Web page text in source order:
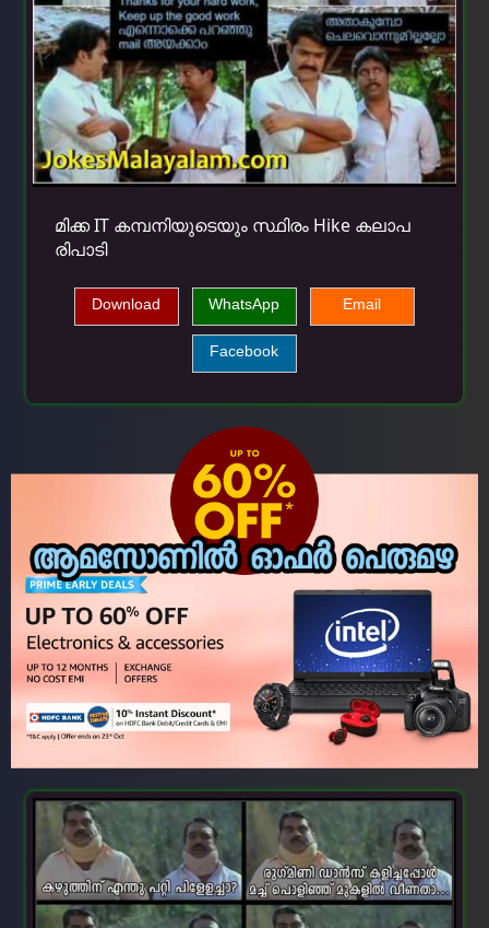
മിക്ക IT കമ്പനിയുടെയും സ്ഥിരം Hike കലാപ
രിപാടി
Download WhatsApp Email
Facebook